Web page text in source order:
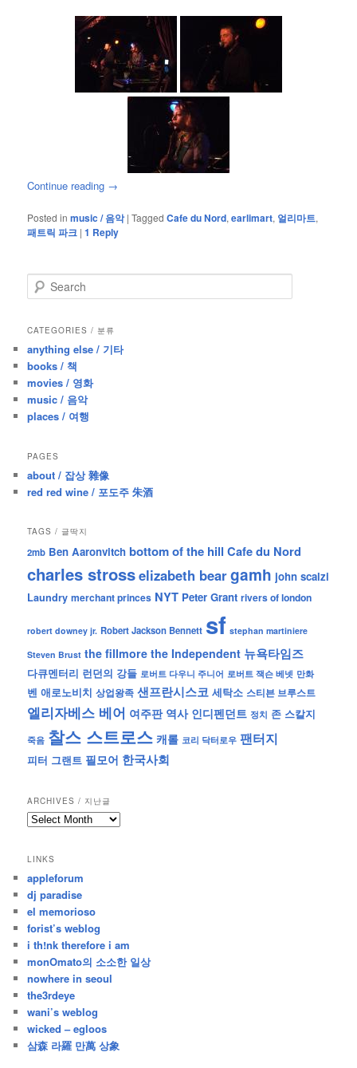
Continue reading →
Posted in music / 음악 |Tagged Cafe du Nord,earlimart, 얼리마트,
패트릭 파크 |1 Reply
e
r
h
CATEGORIES / 분류
anything else / 기타
books / 책
movies / 영화
music / 음악
places / 여행
PAGES
about / 잡상 雜像
red red wine / 포도주 朱酒
TAGS / 글딱지
2mb Ben Aaronvitch bottom of the hill Cafe du Nord
charles strosselizabeth beargamh john scalzi
Laundry merchant princes NYT Peter Grant rivers of london
robert downey jr. Robert Jackson Bennett sf stephan martiniere
Steven Brust the fillmore the Independent 뉴욕타임즈
다큐멘터리 런던의 강들 로버트 다우니 주니어 로버트 잭슨 베넷 만화
벤 애로노비치 상업왕족 샌프란시스코 세탁소 스티븐 브루스트
엘리자베스 베어 여주판 역사 인디펜던트 정치 존 스칼지
죽음 찰스 스트로스 캐롤 코리 닥터로우 팬터지
피터 그랜트 필모어 한국사회
ARCHIVES / 지난글
archives
난
글
LINKS
appleforum
dj paradise
el memorioso
forist’s weblog
i th!nk therefore i am
monOmato의 소소한 일상
nowhere in seoul
the3rdeye
wani’s weblog
wicked – egloos
삼森 라羅 만萬 상象